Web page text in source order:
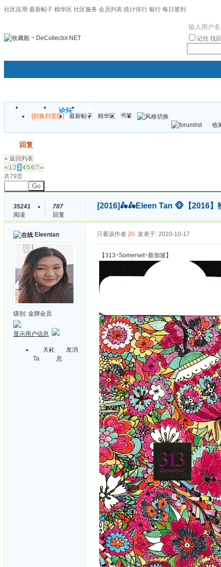
社区应用 最新帖子 精华区 社区服务 会员列表 统计排行 银行 每日签到
记住 找
门户 论坛
[切换到宽版] 最新帖子 精华区
书签
收
回复
« 返回列表
« 1 2 345 6 7 »
共79页
Go
35241
阅读
787
回复
[2016]🛵🛵Eleen Tan 🐵【2016】
Eleentan
级别: 金牌会员
显示用户信息
关注
Ta
发消
息
只看该作者 20 发表于: 2020-10-17
【313~Somerset~新加坡】